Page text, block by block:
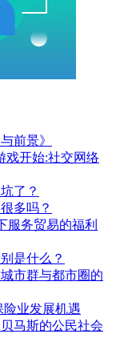
前景》
戏开始:社交网络
了？
多吗？
服务贸易的福利
是什么？
市群与都市圈的
业发展机遇
马斯的公民社会